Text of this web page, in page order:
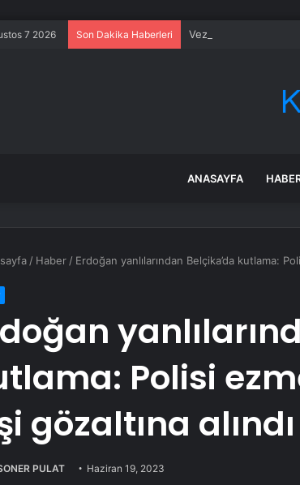
7 2026 Son Dakika Haberleri Vezirköprü’de
ANASAYFA
/ Haber / Erdoğan yanlılarından Belçika’da kutlama:
Polisi
gözaltına alındı
PULAT Haziran 19, 2023